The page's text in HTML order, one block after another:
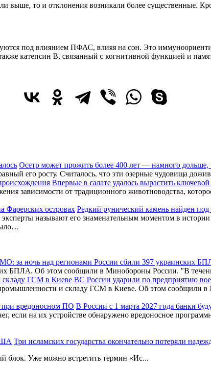
выше, то и отклонения возникали более существенные.
под влиянием ПФАС, влияя на сон. Это
катепсин B, связанный с когнитивной функцией и
Осетр может прожить более 400 лет — намного дольше,
его росту. Считалось, что эти озерные чудовища
Впервые в салате удалось вырастить
зависимости от традиционного животноводства,
Редкий рунический камень найден под
называют его знаменательным моментом в
МО: за ночь над регионами России сбили 397 украинских
БПЛА. Об этом сообщили в Минобороны России. "В
ВС России ударили по предприятию
и складу ГСМ в Киеве. Об этом
В России с 1 марта 2027 года банки
если на их устройстве обнаружено вредоносное
Три исламских государства окончательно потеряли
блок. Уже можно встретить термин «Ис...